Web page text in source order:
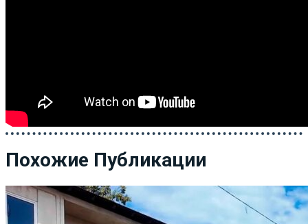
Похожие Публикации